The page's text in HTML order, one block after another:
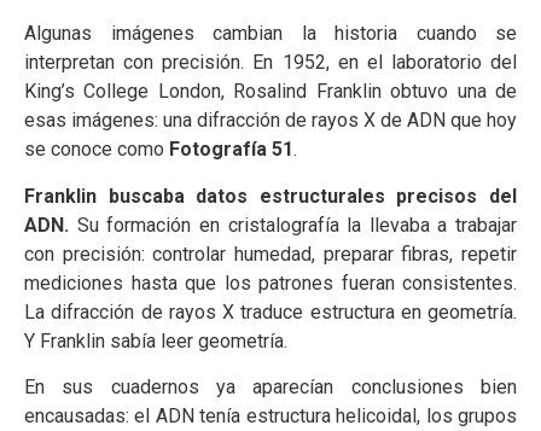
Algunas imágenes cambian la historia cuando se
interpretan con precisión. En 1952, en el laboratorio del
King’s College London, Rosalind Franklin obtuvo una de
esas imágenes: una difracción de rayos X de ADN que hoy
se conoce como Fotografía 51.
Franklin buscaba datos estructurales precisos del
ADN. Su formación en cristalografía la llevaba a trabajar
con precisión: controlar humedad, preparar fibras, repetir
mediciones hasta que los patrones fueran consistentes.
La difracción de rayos X traduce estructura en geometría.
Y Franklin sabía leer geometría.
En sus cuadernos ya aparecían conclusiones bien
encausadas: el ADN tenía estructura helicoidal, los grupos